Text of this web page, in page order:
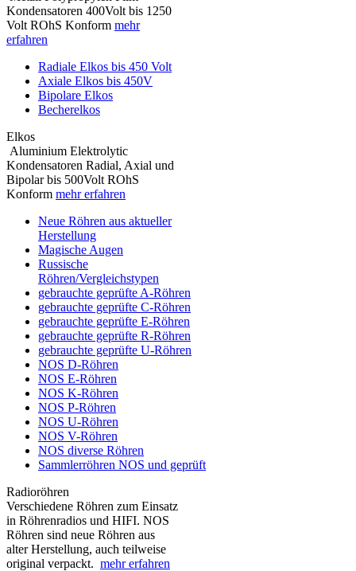
Kondensatoren 400Volt bis 1250
Volt ROhS Konform mehr
erfahren
Radiale Elkos bis 450 Volt
Axiale Elkos bis 450V
Bipolare Elkos
Becherelkos
Elkos
Aluminium Elektrolytic
Kondensatoren Radial, Axial und
Bipolar bis 500Volt ROhS
Konform mehr erfahren
Neue Röhren aus aktueller
Herstellung
Magische Augen
Russische
Röhren/Vergleichstypen
gebrauchte geprüfte A-Röhren
gebrauchte geprüfte C-Röhren
gebrauchte geprüfte E-Röhren
gebrauchte geprüfte R-Röhren
gebrauchte geprüfte U-Röhren
NOS D-Röhren
NOS E-Röhren
NOS K-Röhren
NOS P-Röhren
NOS U-Röhren
NOS V-Röhren
NOS diverse Röhren
Sammlerröhren NOS und geprüft
Radioröhren
Verschiedene Röhren zum Einsatz
in Röhrenradios und HIFI. NOS
Röhren sind neue Röhren aus
alter Herstellung, auch teilweise
original verpackt. mehr erfahren